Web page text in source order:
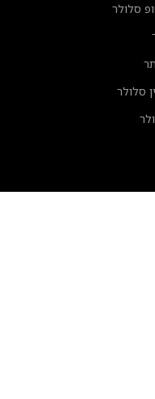
סלולר
סלולר